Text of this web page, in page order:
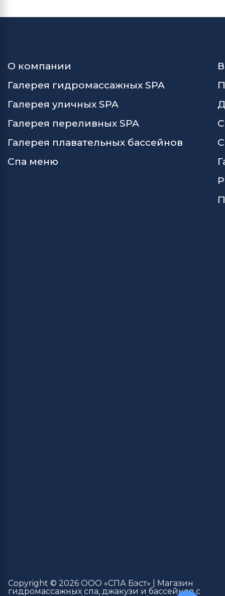
О компании
Галерея гидромассажных SPA
Галерея уличных SPA
Галерея переливных SPA
Галерея плавательных бассейнов
Спа меню
Copyright © 2026 ООО «СПА Бэст» | Магазин
гидромассажных спа, джакузи и бассейнов с